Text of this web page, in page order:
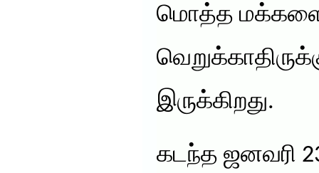
மொத்த
இருக்கிறது.
கடந்த ஜனவரி